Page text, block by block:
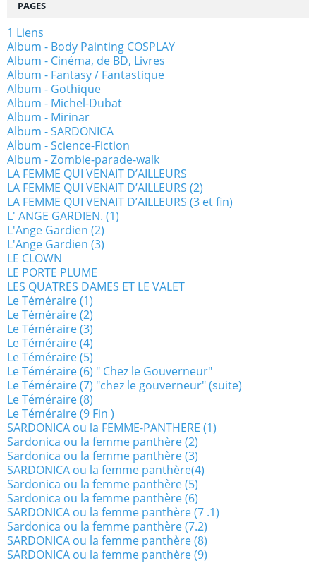
PAGES
1 Liens
Album - Body Painting COSPLAY
Album - Cinéma, de BD, Livres
Album - Fantasy / Fantastique
Album - Gothique
Album - Michel-Dubat
Album - Mirinar
Album - SARDONICA
Album - Science-Fiction
Album - Zombie-parade-walk
LA FEMME QUI VENAIT D’AILLEURS
LA FEMME QUI VENAIT D’AILLEURS (2)
LA FEMME QUI VENAIT D’AILLEURS (3 et fin)
L' ANGE GARDIEN. (1)
L'Ange Gardien (2)
L'Ange Gardien (3)
LE CLOWN
LE PORTE PLUME
LES QUATRES DAMES ET LE VALET
Le Téméraire (1)
Le Téméraire (2)
Le Téméraire (3)
Le Téméraire (4)
Le Téméraire (5)
Le Téméraire (6) " Chez le Gouverneur"
Le Téméraire (7) "chez le gouverneur" (suite)
Le Téméraire (8)
Le Téméraire (9 Fin )
SARDONICA ou la FEMME-PANTHERE (1)
Sardonica ou la femme panthère (2)
Sardonica ou la femme panthère (3)
SARDONICA ou la femme panthère(4)
Sardonica ou la femme panthère (5)
Sardonica ou la femme panthère (6)
SARDONICA ou la femme panthère (7 .1)
Sardonica ou la femme panthère (7.2)
SARDONICA ou la femme panthère (8)
SARDONICA ou la femme panthère (9)